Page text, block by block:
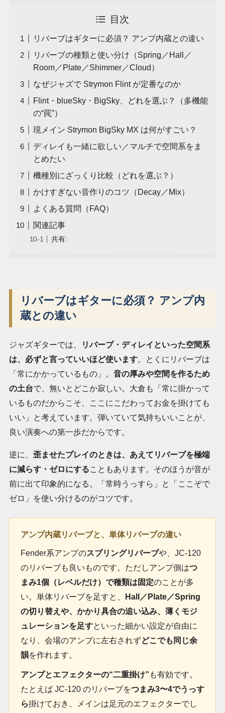
目次
リバーブはギターに必須？ アンプ内蔵との違い
リバーブの種類と使い分け（Spring／Hall／
Room／Plate／Shimmer／Cloud）
なぜジャズで Strymon Flint が定番なのか
Flint・blueSky・BigSky、どれを選ぶ？（多機能
の“罠”）
現メイン Strymon BigSky MX は何がすごい？
ディレイも一緒に欲しい／マルチで空間系をま
とめたい
機種別にざっくり比較（どれを選ぶ？）
かけすぎない音作りのコツ（Decay／Mix）
よくある質問（FAQ）
関連記事
共有:
リバーブはギターに必須？ アンプ内
蔵との違い
ジャズギターでは、
リバーブ・ディレイといった空間系
は、必ずと言っていいほど使います。とくにリバーブは
「常にかかっているもの」。 音の厚みや空間を作るため
の土台で、無いとどこか寂しい。大倉も「常に掛かって
いるものだからこそ、ここにこだわってお金を掛けても
いい」と考えています。弾いていて気持ちいいことが、
良い演奏への第一歩だからです。
逆に、 歪ませたプレイのときは、あえてリバーブを極端
に減らす・ゼロにすることもあります。そのほうが音が
前に出て印象的になる。「常時うっすら」と「ここぞで
ゼロ」を使い分けるのがコツです。
アンプ内蔵リバーブと、単体リバーブの違い
Fender系アンプのスプリングリバーブや、JC-120
のリバーブも良いものです。ただしアンプ側はつ
まみ1個（レベルだけ）で種類は固定のことが多
い。単体リバーブを足すと、
Hall／Plate／Spring
の切り替えや、かかり具合の追い込み、薄くモジ
ュレーションを足すといった細かい設定が自由に
なり、会場のアンプに左右されずどこでも同じ余
韻を作れます。
アンプとエフェクターの“二重掛け” も有効です。
たとえば JC-120 のリバーブをつまみ3〜4でうっす
ら掛けておき、メインは足元のエフェクターでし